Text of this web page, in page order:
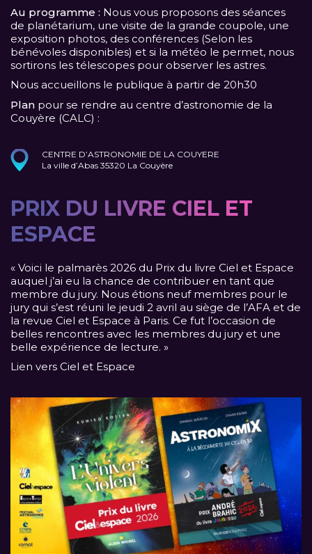
Au programme : Nous vous proposons des séances
de planétarium, une visite de la grande coupole, une
exposition photos, des conférences (Selon les
bénévoles disponibles) et si la météo le permet, nous
sortirons les télescopes pour observer les astres.
Nous accueillons le publique à partir de 20h30
Plan pour se rendre au centre d’astronomie de la
Couyère (CALC) :
CENTRE D’ASTRONOMIE DE LA COUYERE
La ville d’Abas 35320 La Couyère
PRIX DU LIVRE CIEL ET
ESPACE
« Voici le palmarès 2026 du Prix du livre Ciel et Espace
auquel j’ai eu la chance de contribuer en tant que
membre du jury. Nous étions neuf membres pour le
jury qui s’est réuni le jeudi 2 avril au siège de l’AFA et de
la revue Ciel et Espace à Paris. Ce fut l’occasion de
belles rencontres avec les membres du jury et une
belle expérience de lecture. »
Lien vers Ciel et Espace